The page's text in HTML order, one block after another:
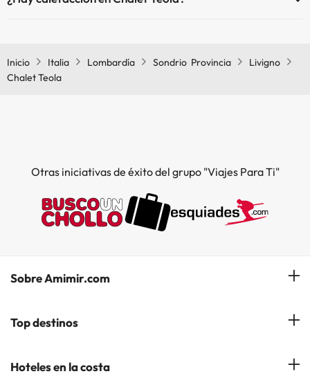
Inicio Italia Lombardía Sondrio Provincia
Livigno
Chalet Teola
Otras iniciativas de éxito del grupo "Viajes Para Ti"
Sobre Amimir.com
¿Quiénes somos?
Gestionar mi reserva
Top destinos
Hoteles en Salou
Hoteles en la costa